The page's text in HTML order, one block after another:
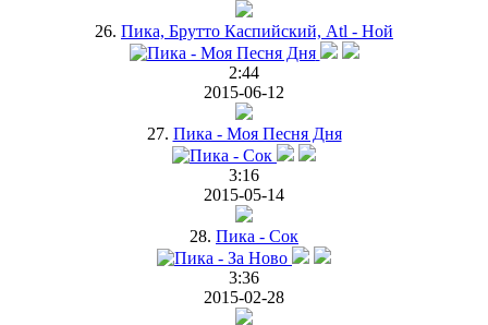
26. Пика, Брутто Каспийский, Atl - Ной
2:44
2015-06-12
27. Пика - Моя Песня Дня
3:16
2015-05-14
28. Пика - Сок
3:36
2015-02-28